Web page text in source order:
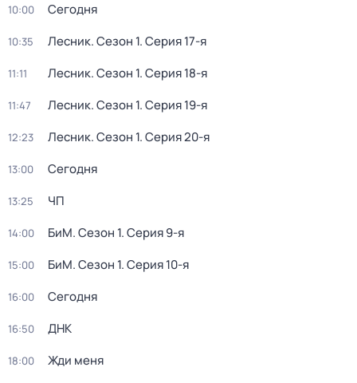
10:00 Сегодня
10:35 Лесник. Сезон 1. Серия 17-я
11:11 Лесник. Сезон 1. Серия 18-я
11:47 Лесник. Сезон 1. Серия 19-я
12:23 Лесник. Сезон 1. Серия 20-я
13:00 Сегодня
13:25 ЧП
14:00 БиМ. Сезон 1. Серия 9-я
15:00 БиМ. Сезон 1. Серия 10-я
16:00 Сегодня
16:50 ДНК
18:00 Жди меня